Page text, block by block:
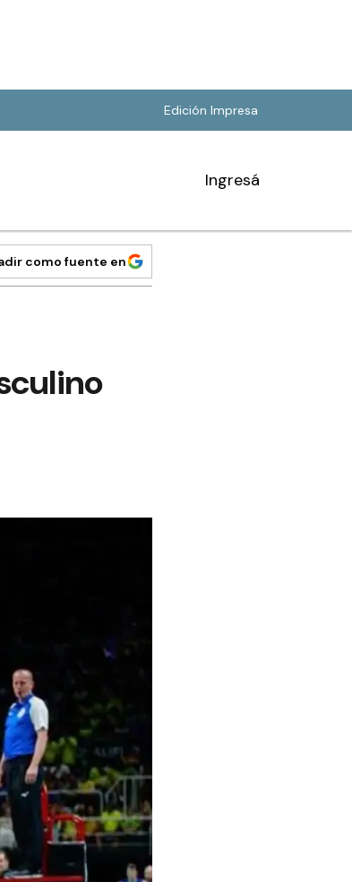
Edición Impresa
Ingresá
como fuente en